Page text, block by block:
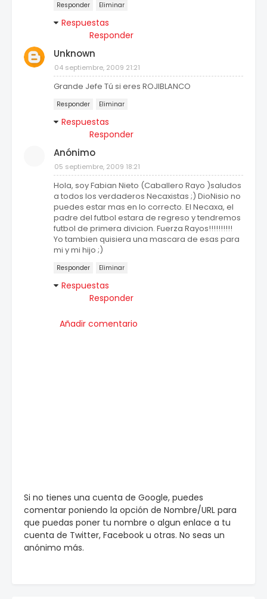
Responder Eliminar
Respuestas
Responder
Unknown
04 septiembre, 2009 21:21
Grande Jefe Tú si eres ROJIBLANCO
Responder Eliminar
Respuestas
Responder
Anónimo
05 septiembre, 2009 18:21
Hola, soy Fabian Nieto (Caballero Rayo )saludos
a todos los verdaderos Necaxistas ;) DioNisio no
puedes estar mas en lo correcto. El Necaxa, el
padre del futbol estara de regreso y tendremos
futbol de primera divicion. Fuerza Rayos!!!!!!!!!!
Yo tambien quisiera una mascara de esas para
mi y mi hijo ;)
Responder Eliminar
Respuestas
Responder
Añadir comentario
Si no tienes una cuenta de Google, puedes
comentar poniendo la opción de Nombre/URL para
que puedas poner tu nombre o algun enlace a tu
cuenta de Twitter, Facebook u otras. No seas un
anónimo más.